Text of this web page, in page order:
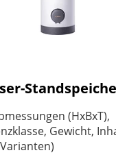
(HxBxT),
Gewicht,